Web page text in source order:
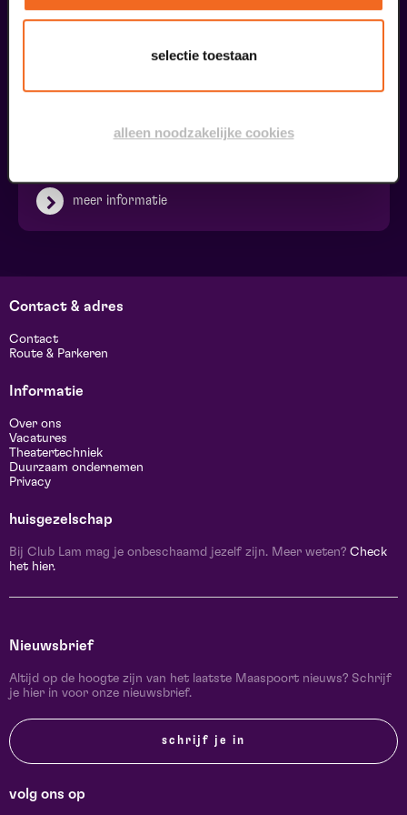
selectie toestaan
alleen noodzakelijke cookies
meer informatie
Contact & adres
Contact
Route & Parkeren
Informatie
Over ons
Vacatures
Theatertechniek
Duurzaam ondernemen
Privacy
huisgezelschap
Bij Club Lam mag je onbeschaamd jezelf zijn. Meer weten? Check
het hier.
Nieuwsbrief
Altijd op de hoogte zijn van het laatste Maaspoort nieuws? Schrijf
je hier in voor onze nieuwsbrief.
schrijf je in
volg ons op